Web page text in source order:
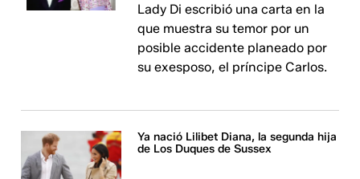
Lady Di escribió una carta en la
que muestra su temor por un
posible accidente planeado por
su exesposo, el príncipe Carlos.
Ya nació Lilibet Diana, la segunda hija
de Los Duques de Sussex